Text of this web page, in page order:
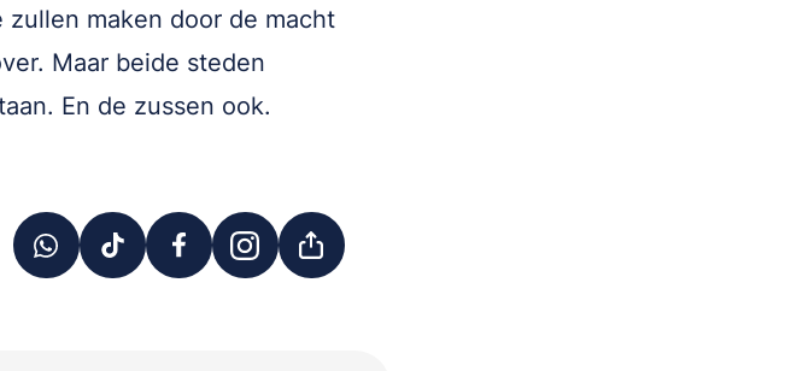
maken door de macht
Maar beide steden
En de zussen ook.